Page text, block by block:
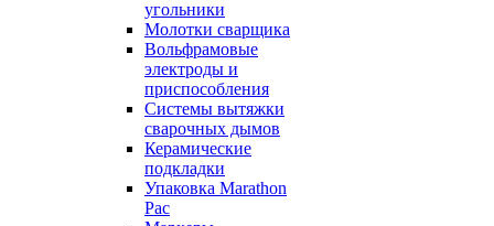
угольники
Молотки сварщика
Вольфрамовые
электроды и
приспособления
Системы вытяжки
сварочных дымов
Керамические
подкладки
Упаковка Marathon
Pac